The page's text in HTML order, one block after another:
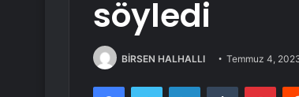
söyledi
BİRSEN HALHALLI Temmuz 4,
FacebookTwitter LinkedInTumblr